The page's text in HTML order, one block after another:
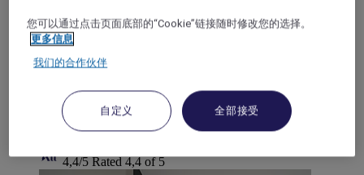
阿雅克肖美居酒店
阿雅克肖美居酒店位于市中心，紧挨火车站和机场，内
设各种可欣赏码头美景的舒适客房。您可以在可俯瞰阿
雅克肖湾的全景露台上享用美味早餐，开始一天的美好
生活。酒店拥有得天独厚的地理位置，距海滩和展览中
心仅几步之遥，是商旅出差或休闲度假的不二之选。
4,4/5Rated 4,4 of 5
您可以通过点击页面底部的“Cookie”链接随时修改您的选择。
更多信息
我们的合作伙伴
自定义 全部接受